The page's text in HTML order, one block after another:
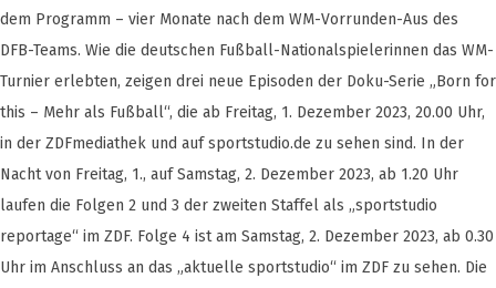
dem Programm – vier Monate nach dem WM-Vorrunden-Aus des
DFB-Teams. Wie die deutschen Fußball-Nationalspielerinnen das WM-
Turnier erlebten, zeigen drei neue Episoden der Doku-Serie „Born for
this – Mehr als Fußball“, die ab Freitag, 1. Dezember 2023, 20.00 Uhr,
in der ZDFmediathek und auf sportstudio.de zu sehen sind. In der
Nacht von Freitag, 1., auf Samstag, 2. Dezember 2023, ab 1.20 Uhr
laufen die Folgen 2 und 3 der zweiten Staffel als „sportstudio
reportage“ im ZDF. Folge 4 ist am Samstag, 2. Dezember 2023, ab 0.30
Uhr im Anschluss an das „aktuelle sportstudio“ im ZDF zu sehen. Die